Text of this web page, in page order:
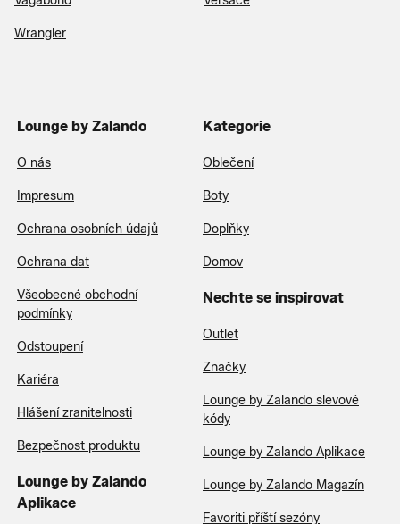
Wrangler
Lounge by Zalando
O nás
Impresum
Ochrana osobních údajů
Ochrana dat
Všeobecné obchodní
podmínky
Odstoupení
Kariéra
Hlášení zranitelnosti
Bezpečnost produktu
Lounge by Zalando
Aplikace
Kategorie
Oblečení
Boty
Doplňky
Domov
Nechte se inspirovat
Outlet
Značky
Lounge by Zalando slevové
kódy
Lounge by Zalando Aplikace
Lounge by Zalando Magazín
Favoriti příští sezóny